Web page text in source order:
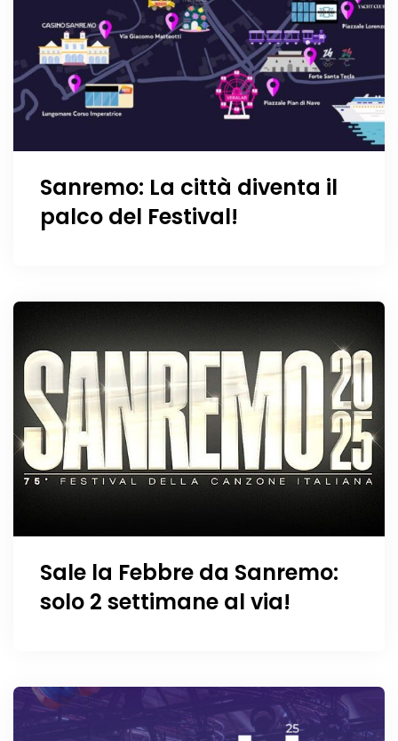
Sanremo: La città diventa il
palco del Festival!
Sale la Febbre da Sanremo:
solo 2 settimane al via!